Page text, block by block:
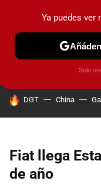
PRUEBAS COCHES
HOY SE HABLA DE
DGT China
Fiat llega
de año
Ya puedes ver
Solo